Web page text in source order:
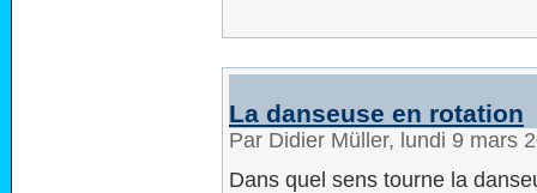
La danseuse en rotation
Par Didier Müller, lundi 9 mars
Dans quel sens tourne la